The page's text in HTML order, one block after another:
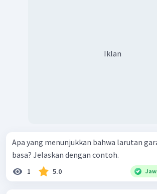
Iklan
Apa yang menunjukkan bahwa larutan
basa? Jelaskan dengan contoh.
1 5.0